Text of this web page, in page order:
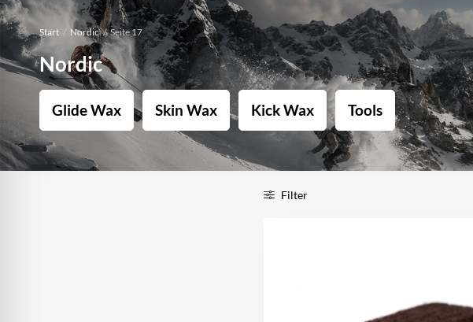
Start / Nordic / Seite 17
Nordic
Glide Wax Skin Wax Kick Wax Tools
Filter